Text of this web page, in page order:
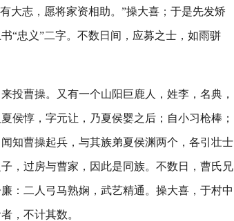
大志，愿将家资相助。”操大喜；于是先发矫
“忠义”二字。不数日间，应募之士，如雨骈
投曹操。又有一个山阳巨鹿人，姓李，名典，
侯惇，字元让，乃夏侯婴之后；自小习枪棒；
知曹操起兵，与其族弟夏侯渊两个，各引壮士
，过房与曹家，因此是同族。不数日，曹氏兄
：二人弓马熟娴，武艺精通。操大喜，于村中
，不计其数。